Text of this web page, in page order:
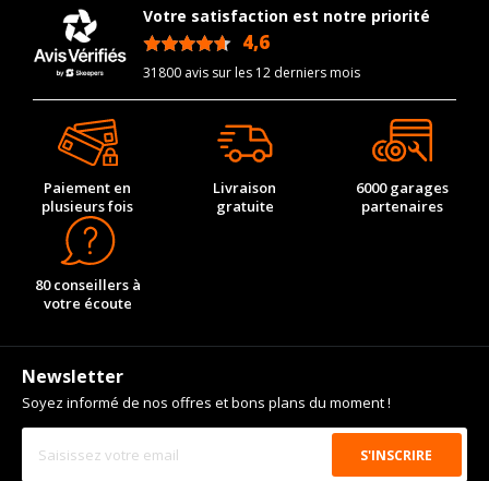
Votre satisfaction est notre priorité
4,6
31800 avis sur les 12 derniers mois
Paiement en
plusieurs fois
Livraison
gratuite
6000 garages
partenaires
80 conseillers à
votre écoute
Newsletter
Soyez informé de nos offres et bons plans du moment !